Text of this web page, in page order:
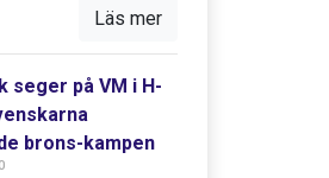
Läs mer
seger på VM i H-
brons-kampen